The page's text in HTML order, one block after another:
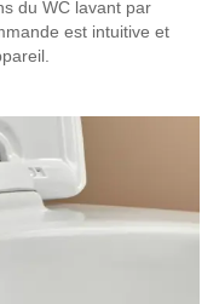
du WC lavant par
est intuitive et